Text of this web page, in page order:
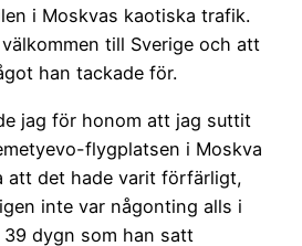
i Moskvas kaotiska trafik.
till Sverige och att
han tackade för.
jag för honom att jag suttit
flygplatsen i Moskva
att det hade varit förfärligt,
inte var någonting alls i
39 dygn som han satt